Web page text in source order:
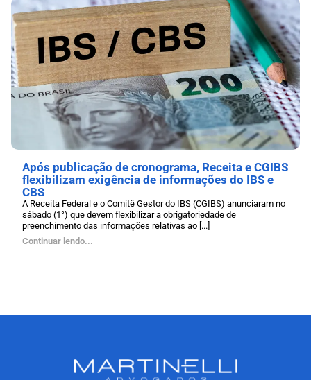
Após publicação de cronograma, Receita e CGIBS
flexibilizam exigência de informações do IBS e
CBS
A Receita Federal e o Comitê Gestor do IBS (CGIBS) anunciaram no
sábado (1°) que devem flexibilizar a obrigatoriedade de
preenchimento das informações relativas ao [...]
Continuar lendo...